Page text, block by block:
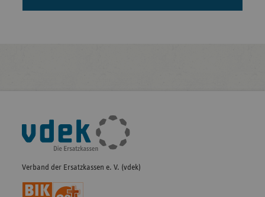
Fußleisten-
Navigation
Verband der Ersatzkassen e. V. (vdek)